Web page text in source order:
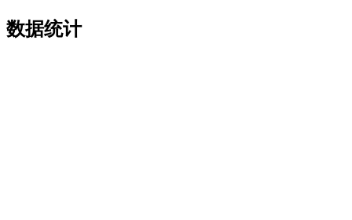
数据统计